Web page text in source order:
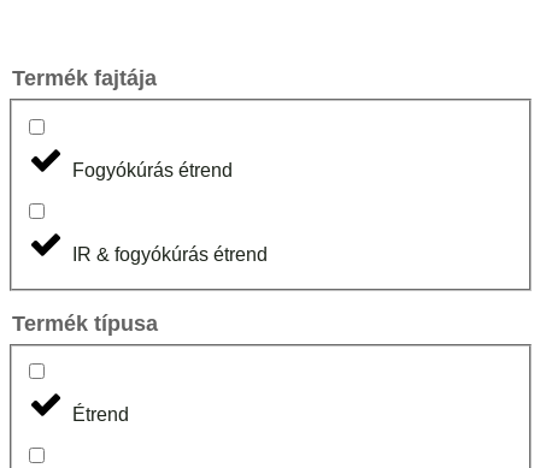
Termék fajtája
Fogyókúrás étrend
IR & fogyókúrás étrend
Termék típusa
Étrend